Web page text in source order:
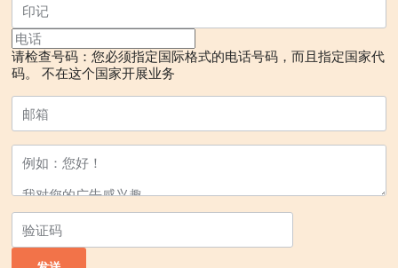
请检查号码：您必须指定国际格式的电话号码，而且指定国家代
码。
不在这个国家开展业务